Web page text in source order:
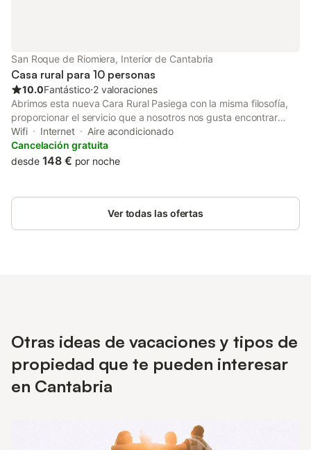
San Roque de Riomiera, Interior de Cantabria
Casa rural para 10 personas
10.0Fantástico⋅2 valoraciones
Abrimos esta nueva Cara Rural Pasiega con la misma filosofía,
proporcionar el servicio que a nosotros nos gusta encontrar
cuando viajamos. Ideal para familias. Dispone de 3 habitaciones
con baño, dos de ellas de 30m2. Situada en plenos Valles
pasiegos en el barrio de Merilla, perteneciente a San Roque de
Santander.- A 45 min de Somo.
Wifi Internet
Aire acondicionado
Cancelación gratuita
desde 148 € por noche
Ver todas las ofertas
Otras ideas de vacaciones y tipos de
propiedad que te pueden interesar
en Cantabria